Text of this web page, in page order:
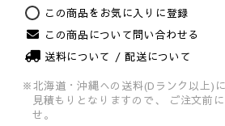
Original
この商品をお気に入りに登録
この商品について問い合わせる
送料について / 配送について
※北海道・沖縄への送料(Dランク以上)
見積もりとなりますので、
ご注文前
せ。